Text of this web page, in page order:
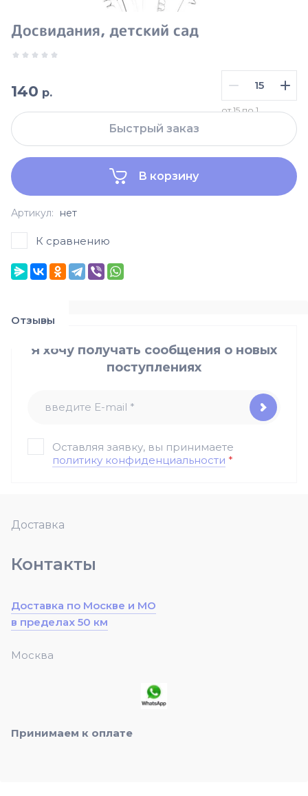
Досвидания, детский сад
140 р.
от 15 по 1
В корзину
Быстрый заказ
Артикул: нет
К сравнению
Отзывы
Доставка
Контакты
Доставка по Москве и МО
в пределах 50 км
Москва
Принимаем к оплате
Я хочу получать сообщения о новых
поступлениях
Оставляя заявку, вы принимаете
политику конфиденциальности *